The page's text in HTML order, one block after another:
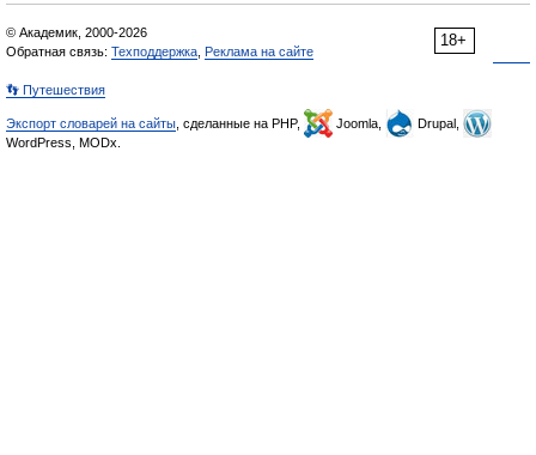
18+
© Академик, 2000-2026
Обратная связь: Техподдержка Реклама на сайте
👣 Путешествия
Экспорт словарей на сайты , сделанные на PHP, Joomla,
Drupal,
WordPress, MODx.